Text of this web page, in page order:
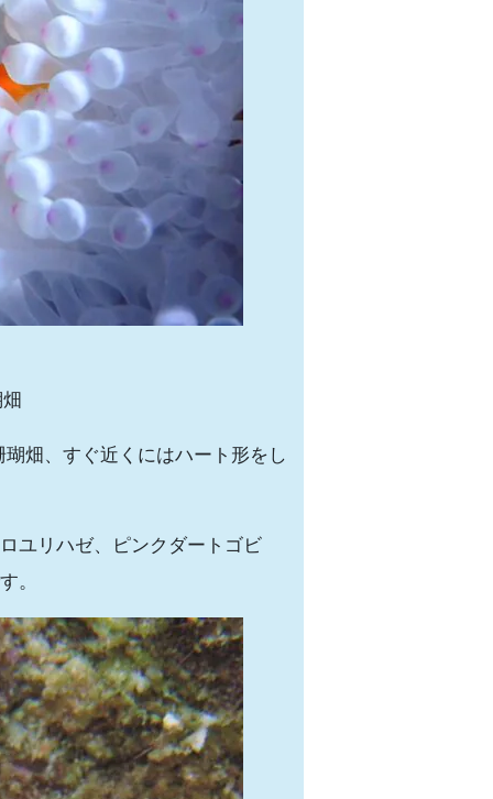
畑、すぐ近くにはハート形をし
ユリハゼ、ピンクダートゴビ
。